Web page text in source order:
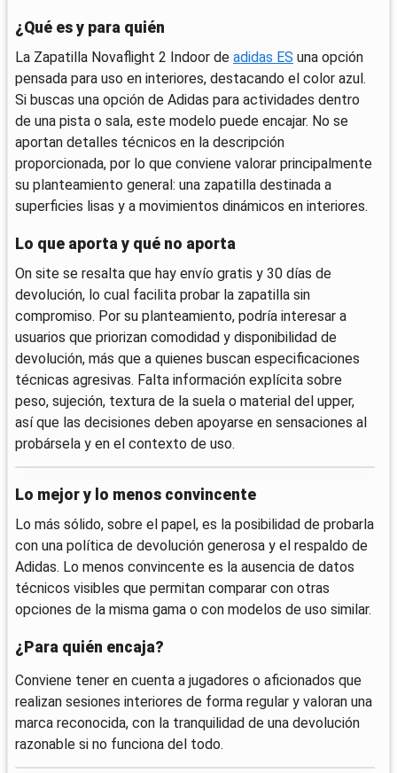
¿Qué es y para quién
La Zapatilla Novaflight 2 Indoor de adidas ES una opción
pensada para uso en interiores, destacando el color azul.
Si buscas una opción de Adidas para actividades dentro
de una pista o sala, este modelo puede encajar. No se
aportan detalles técnicos en la descripción
proporcionada, por lo que conviene valorar principalmente
su planteamiento general: una zapatilla destinada a
superficies lisas y a movimientos dinámicos en interiores.
Lo que aporta y qué no aporta
On site se resalta que hay envío gratis y 30 días de
devolución, lo cual facilita probar la zapatilla sin
compromiso. Por su planteamiento, podría interesar a
usuarios que priorizan comodidad y disponibilidad de
devolución, más que a quienes buscan especificaciones
técnicas agresivas. Falta información explícita sobre
peso, sujeción, textura de la suela o material del upper,
así que las decisiones deben apoyarse en sensaciones al
probársela y en el contexto de uso.
Lo mejor y lo menos convincente
Lo más sólido, sobre el papel, es la posibilidad de probarla
con una política de devolución generosa y el respaldo de
Adidas. Lo menos convincente es la ausencia de datos
técnicos visibles que permitan comparar con otras
opciones de la misma gama o con modelos de uso similar.
¿Para quién encaja?
Conviene tener en cuenta a jugadores o aficionados que
realizan sesiones interiores de forma regular y valoran una
marca reconocida, con la tranquilidad de una devolución
razonable si no funciona del todo.